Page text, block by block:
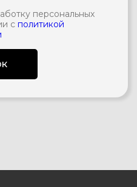
персональных
с политикой